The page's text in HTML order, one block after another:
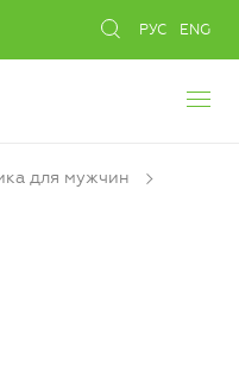
РУС ENG
для мужчин